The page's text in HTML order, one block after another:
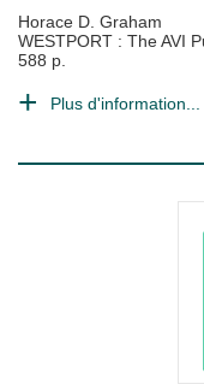
Horace D. Graham
WESTPORT : The AVI
588 p.
Plus d'information...